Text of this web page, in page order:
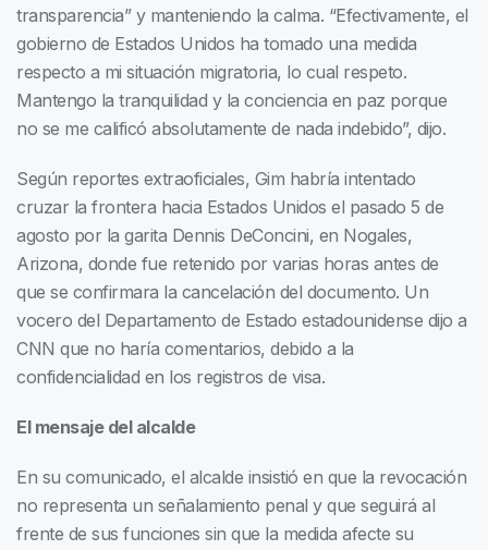
transparencia” y manteniendo la calma. “Efectivamente, el
gobierno de Estados Unidos ha tomado una medida
respecto a mi situación migratoria, lo cual respeto.
Mantengo la tranquilidad y la conciencia en paz porque
no se me calificó absolutamente de nada indebido”, dijo.
Según reportes extraoficiales, Gim habría intentado
cruzar la frontera hacia Estados Unidos el pasado 5 de
agosto por la garita Dennis DeConcini, en Nogales,
Arizona, donde fue retenido por varias horas antes de
que se confirmara la cancelación del documento. Un
vocero del Departamento de Estado estadounidense dijo a
CNN que no haría comentarios, debido a la
confidencialidad en los registros de visa.
El mensaje del alcalde
En su comunicado, el alcalde insistió en que la revocación
no representa un señalamiento penal y que seguirá al
frente de sus funciones sin que la medida afecte su